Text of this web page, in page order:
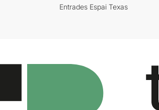
Entrades Espai Texas